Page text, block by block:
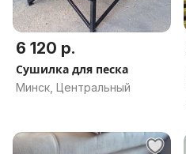
6 120 р.
Сушилка для песка
Минск, Центральный